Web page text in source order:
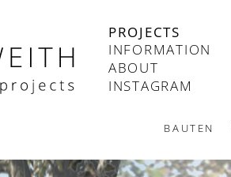
PROJECTS
INFORMATION
ABOUT
INSTAGRAM
BAUTEN